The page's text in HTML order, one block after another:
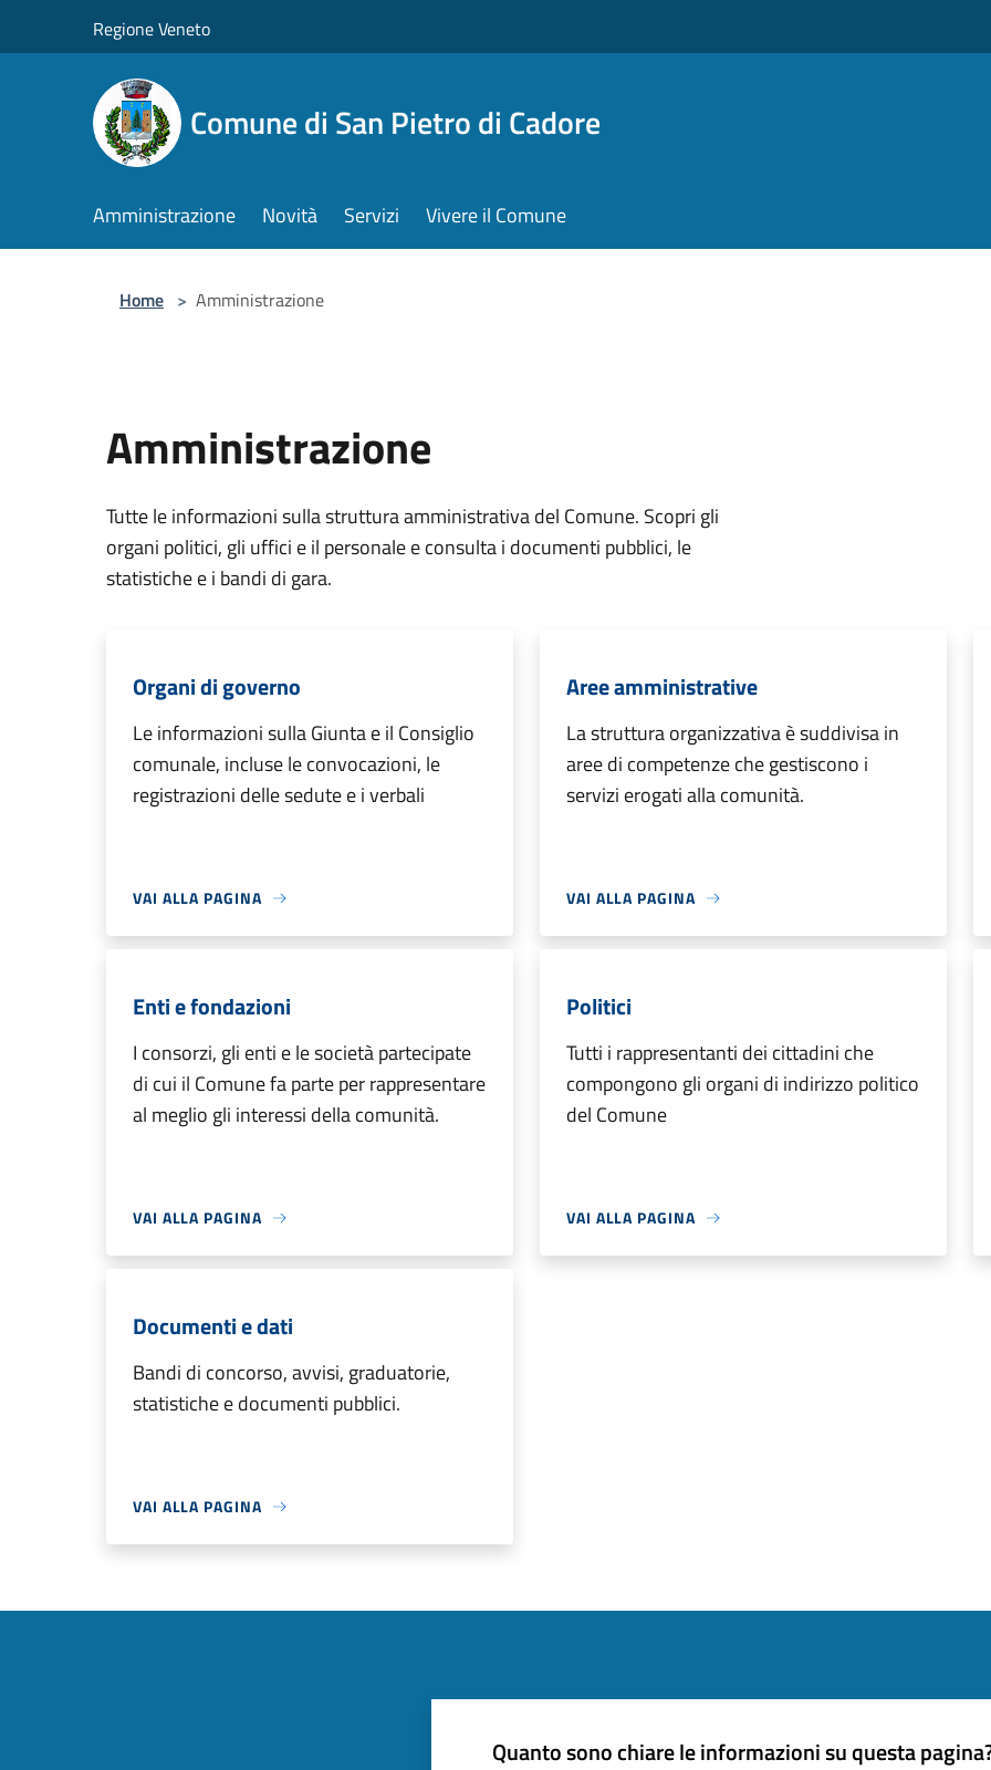
Regione Veneto
Comune di San Pietro di Cadore
Amministrazione Novità Servizi Vivere il Comune
Home > Amministrazione
Amministrazione
Tutte le informazioni sulla struttura amministrativa del Comune. Scopri gli
organi politici, gli uffici e il personale e consulta i documenti pubblici, le
statistiche e i bandi di gara.
Organi di governo
Le informazioni sulla Giunta e il Consiglio
comunale, incluse le convocazioni, le
registrazioni delle sedute e i verbali
VAI ALLA PAGINA
Aree amministrative
La struttura organizzativa è suddivisa in
aree di competenze che gestiscono i
servizi erogati alla comunità.
VAI ALLA PAGINA
Enti e fondazioni
I consorzi, gli enti e le società partecipate
di cui il Comune fa parte per rappresentare
al meglio gli interessi della comunità.
VAI ALLA PAGINA
Politici
Tutti i rappresentanti dei cittadini che
compongono gli organi di indirizzo politico
del Comune
VAI ALLA PAGINA
Documenti e dati
Bandi di concorso, avvisi, graduatorie,
statistiche e documenti pubblici.
VAI ALLA PAGINA
Quanto sono chiare le informazioni su questa